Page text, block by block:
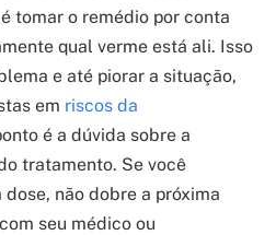
tomar o remédio por conta
qual verme está ali. Isso
e até piorar a situação,
em riscos da
é a dúvida sobre a
tratamento. Se você
não dobre a próxima
seu médico ou